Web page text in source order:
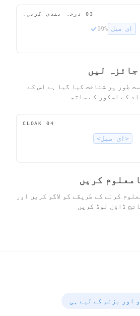
03 درجہ بندی کریں۔
ای میل 99%
جائزہ لیں
طور پر شناخت کیا گیا ہے اس کے
کے اسکور کے ساتھ
04
CLOAK
< ای میل>
کریں
کرنے کے طریقے کو لاگو کریں اور
ڈاؤن لوڈ کریں
اور بزنس کے لیے ہی